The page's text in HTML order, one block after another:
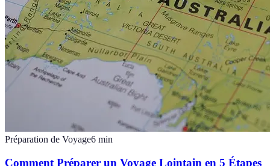
Préparation de Voyage6 min
Comment Préparer un Voyage Lointain en 5 Étapes